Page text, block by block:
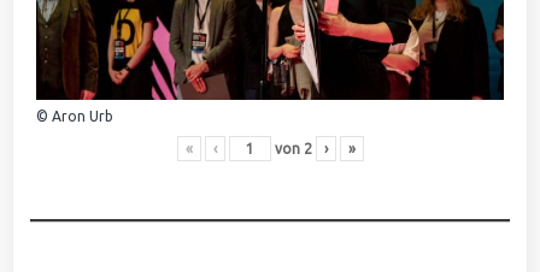
© Aron Urb
« ‹ von 2 › »